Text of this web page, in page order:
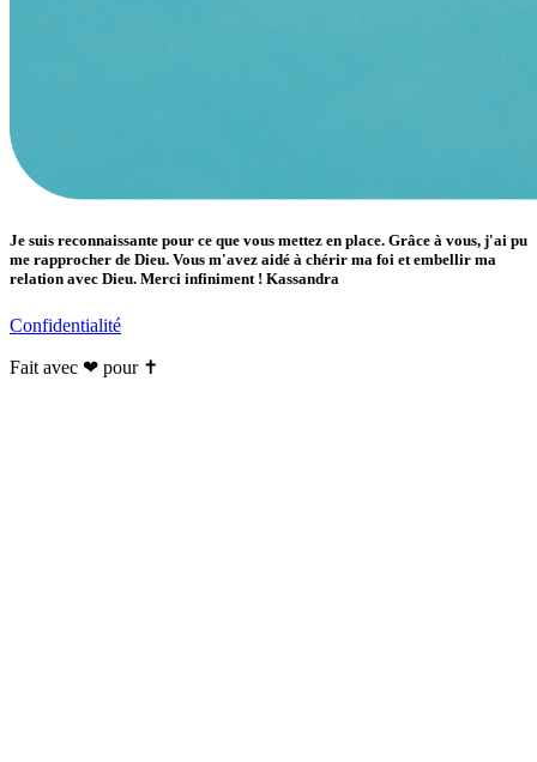
Je suis reconnaissante pour ce que vous mettez en place. Grâce à vous, j'ai pu
me rapprocher de Dieu. Vous m'avez aidé à chérir ma foi et embellir ma
relation avec Dieu. Merci infiniment ! Kassandra
Confidentialité
Fait avec ❤ pour ✝️️